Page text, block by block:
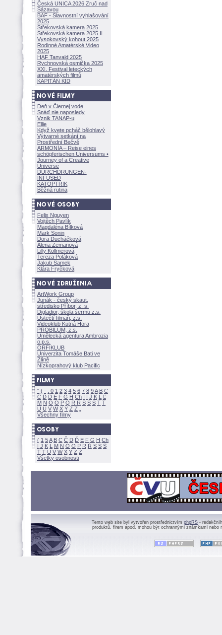
Česká UNICA 2026 Zruč nad
Sázavou
BAF - Slavnostní vyhlašování
2025
Střekovská kamera 2025
Střekovská kamera 2025 II
Vysokovský kohout 2025
Rodinné Amatérské Video
2025
HAF Tanvald 2025
Rychnovská osmička 2025
XXI. Festival leteckých
amatérských filmů
KAPITÁN KID
Deň v Čiernej vode
Snáď nie naposledy
Vznik TANAP-u
Ellie
Když kvete pcháč bělohlavý
Výtvarné setkání na
Prostřední Bečvě
ARMONÍA – Reise eines
schöpferischen Universums •
Journey of a Creative
Universe
DURCHDRUNGEN·
INFUSED
KATOPTRIK
Běžná rutina
Felix Nguyen
Vojtěch Pavlík
Magdaléna Bílkov
Mark Sonin
Dora Ducháčkov
Alena Zemanov
Lilly Kollmerov
Tereza Polákov
Jakub Samek
Klára Fryčkov
ArtWork Group
Junák - český skaut,
středisko Příbor, z. s.
Digladior, škola šermu z.s.
Ústečtí filmaři, z.s.
Videoklub Kutná Hora
PROBILUM, z.s.
Umělecká agentura Ambrozia
o.p.s.
ORFIKLUB
Univerzita Tomáše Bati ve
Zlíně
Nízkoprahový klub Pacific
" ( - 0 1 2 3 4 5 6 7 8 9A B C
Č D Ď E F G H Ch I Í J K L
Ľ
M N O Ó P Q R Ř S Ś T Ť
U Ú V W X Y Z
Všechny filmy
( 1 5A B C Č D Ď E F G H Ch
I J K L M N Ó O P R Ř S Ś
Ť T U V W X Y Z
Všetky osobnosti
Tento web site byl vytvořen prostřednictvím phpRS -
produktů, firem apod. mohou být ochrannými známkami